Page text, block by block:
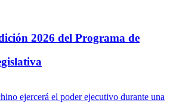
2026 del Programa de